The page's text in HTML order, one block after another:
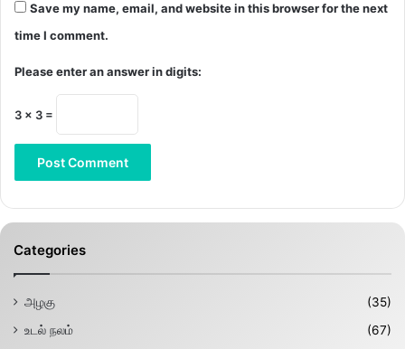
Save my name, email, and website in this browser for the next
time I comment.
Please enter an answer in digits:
3 × 3 =
Categories
அழகு
(35)
உடல் நலம்
(67)